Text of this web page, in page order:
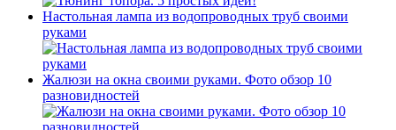
Настольная лампа из водопроводных труб своими
руками
Жалюзи на окна своими руками. Фото обзор 10
разновидностей